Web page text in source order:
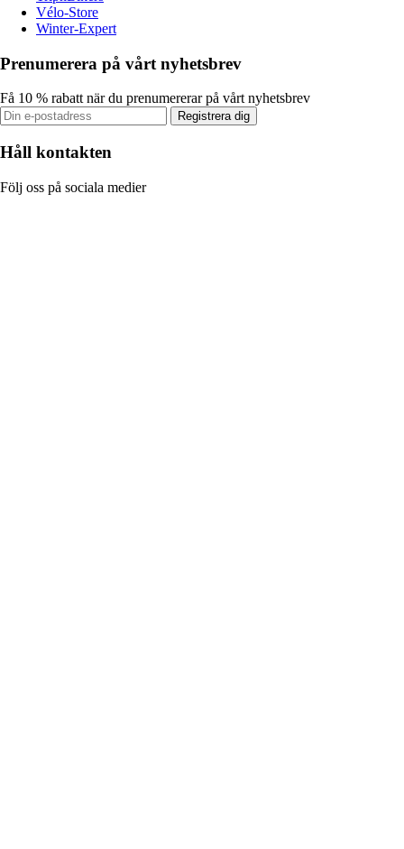
Vélo-Store
Winter-Expert
Prenumerera på vårt nyhetsbrev
Få 10 % rabatt när du prenumererar på vårt nyhetsbrev
Registrera dig
Håll kontakten
Följ oss på sociala medier